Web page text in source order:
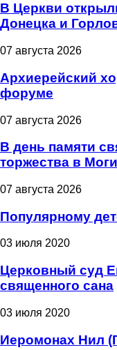
В Церкви
Донецка и
07 августа 2026
Архиерейский
форуме
07 августа 2026
В день памяти
торжества в
07 августа 2026
Популярному
03 июля 2020
Церковный суд
священного сана
03 июля 2020
Иеромонах Нил